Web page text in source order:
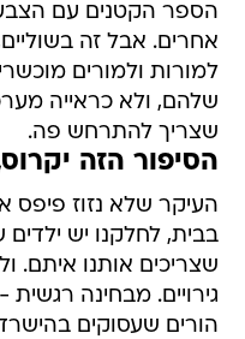
הספר הקטנים עם הצבע
אחרים. אבל זה
למורות ולמורים
שלהם, ולא כראייה
שצריך להתרחש פה.
הסיפור הזה
העיקר שלא נזוז פיפס
בבית, לחלקנו יש
שצריכים אותנו איתם.
גירויים. מבחינה
הורים שעסוקים